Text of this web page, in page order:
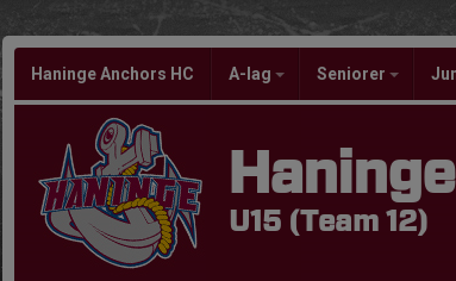
Haninge Anchors HC A-lag Seniorer
U15 (Team 12)